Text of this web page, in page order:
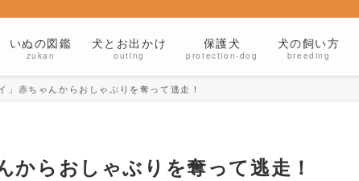
いぬの図鑑
zukan
犬とお出かけ
outing
保護犬
protection-dog
犬の飼い方
breeding
」赤ちゃんからおしゃぶりを奪って逃走！
からおしゃぶりを奪って逃走！